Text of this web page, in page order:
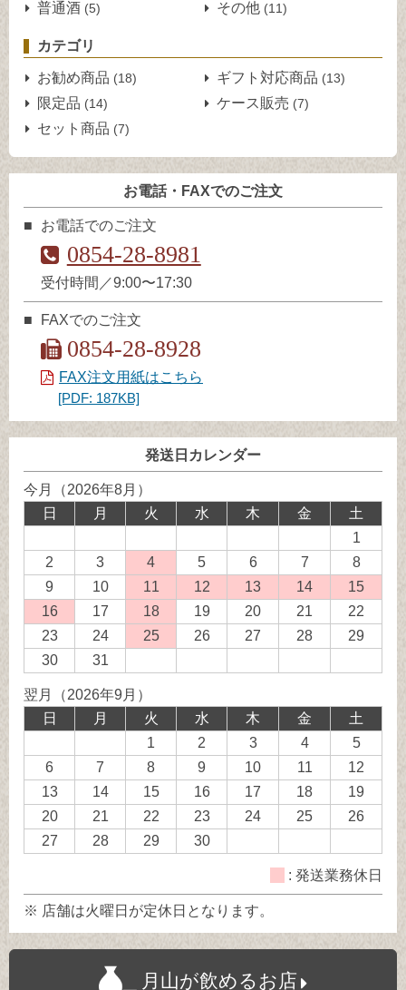
普通酒 (5) その他 (11)
カテゴリ
お勧め商品 (18) ギフト対応商品 (13)
限定品 (14) ケース販売 (7)
セット商品 (7)
お電話・FAXでのご注文
お電話でのご注文
0854-28-8981
受付時間／9:00〜17:30
FAXでのご注文
0854-28-8928
FAX注文用紙はこちら
[PDF: 187KB]
発送日カレンダー
今月（2026年8月）
日
月 火 水 木 金
土
1
2
3 4
送
業
務
休
日
5 6 7
8
9
10 11
務
休
12
務
休
13
務
休
14
務
休
15
務
休
16発
業
務
休
17 18発
送
務
19 20 21
22
23
24 25発
26 27 28
29
30
31
翌月（2026年9月）
日
月 火 水 木 金
土
1
2 3 4
5
6
7 8 9 10 11
12
13
14 15 16 17 18
19
20
21 22 23 24 25
26
27
28 29 30
: 発送業務休日
※ 店舗は火曜日が定休日となります。
月山が飲めるお店